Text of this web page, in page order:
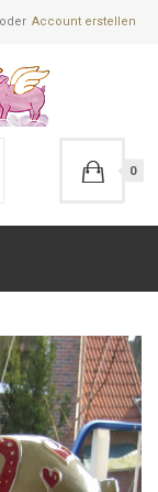
Account erstellen
0